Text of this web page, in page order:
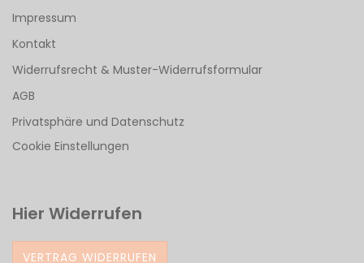
Impressum
Kontakt
Widerrufsrecht & Muster-Widerrufsformular
AGB
Privatsphäre und Datenschutz
Cookie Einstellungen
Hier Widerrufen
VERTRAG WIDERRUFEN